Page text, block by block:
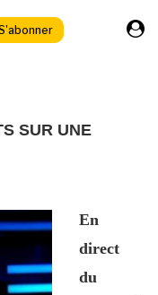
SUR UNE
En
direct
du